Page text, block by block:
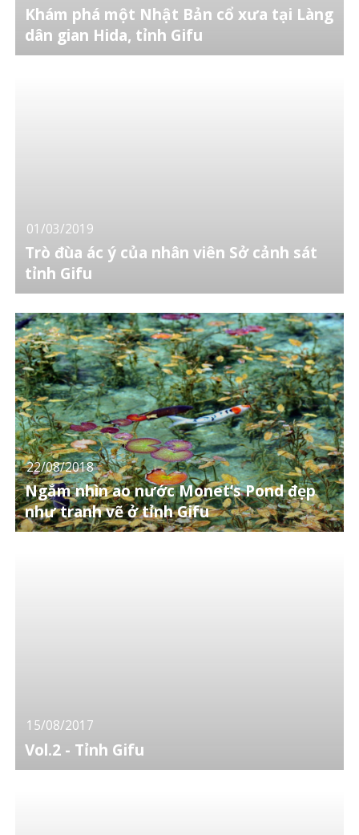
Khám phá một Nhật Bản cổ xưa tại Làng
dân gian Hida, tỉnh Gifu
01/03/2019
Trò đùa ác ý của nhân viên Sở cảnh sát
tỉnh Gifu
22/08/2018
Ngắm nhìn ao nước Monet’s Pond đẹp
như tranh vẽ ở tỉnh Gifu
15/08/2017
Vol.2 - Tỉnh Gifu